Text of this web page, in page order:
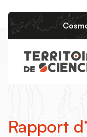
Rapport